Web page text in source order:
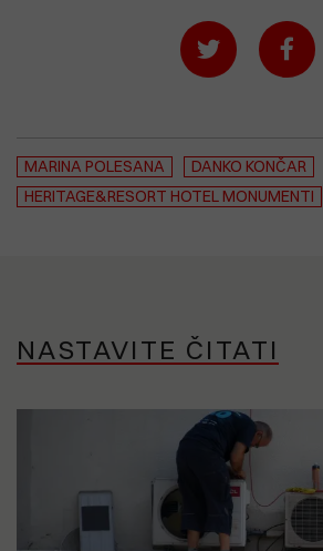
MARINA POLESANA DANKO KONČAR
HERITAGE&RESORT HOTEL MONUMENTI
NASTAVITE ČITATI